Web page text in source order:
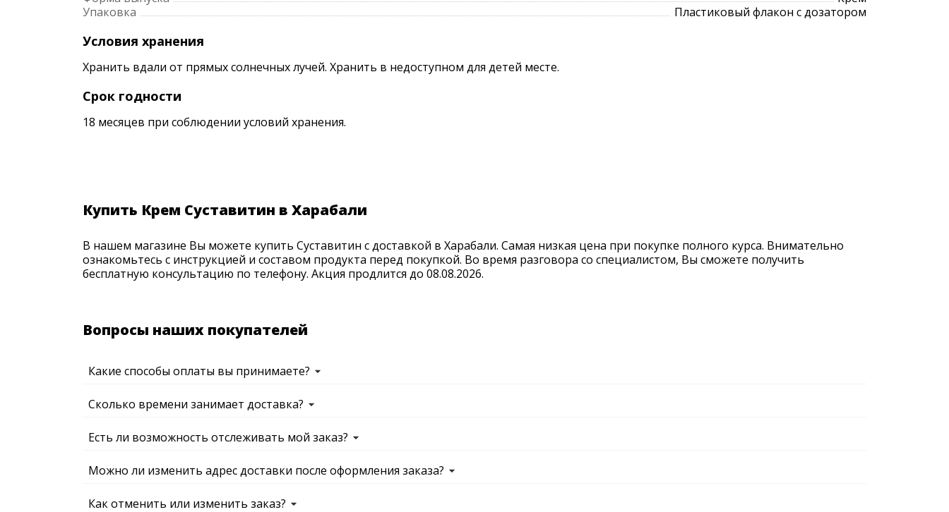
Упаковка
Пластиковый флакон с дозатором
Условия хранения
Хранить вдали от прямых солнечных лучей. Хранить в недоступном для детей месте.
Срок годности
18 месяцев при соблюдении условий хранения.
Купить Крем Суставитин в Харабали
В нашем магазине Вы можете купить Суставитин с доставкой в Харабали. Самая низкая цена при покупке полного курса. Внимательно
ознакомьтесь с инструкцией и составом продукта перед покупкой. Во время разговора со специалистом, Вы сможете получить
бесплатную консультацию по телефону. Акция продлится до 08.08.2026.
Вопросы наших покупателей
Какие способы оплаты вы принимаете?
Сколько времени занимает доставка?
Есть ли возможность отслеживать мой заказ?
Можно ли изменить адрес доставки после оформления заказа?
Как отменить или изменить заказ?